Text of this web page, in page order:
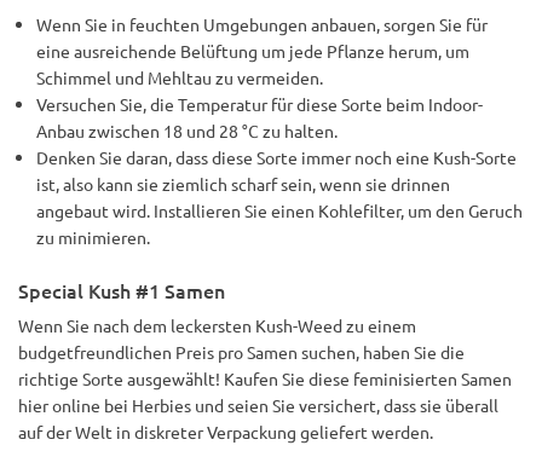
Wenn Sie in feuchten Umgebungen anbauen, sorgen Sie für
eine ausreichende Belüftung um jede Pflanze herum, um
Schimmel und Mehltau zu vermeiden.
Versuchen Sie, die Temperatur für diese Sorte beim Indoor-
Anbau zwischen 18 und 28 °C zu halten.
Denken Sie daran, dass diese Sorte immer noch eine Kush-Sorte
ist, also kann sie ziemlich scharf sein, wenn sie drinnen
angebaut wird. Installieren Sie einen Kohlefilter, um den Geruch
zu minimieren.
Special Kush #1 Samen
Wenn Sie nach dem leckersten Kush-Weed zu einem
budgetfreundlichen Preis pro Samen suchen, haben Sie die
richtige Sorte ausgewählt! Kaufen Sie diese feminisierten Samen
hier online bei Herbies und seien Sie versichert, dass sie überall
auf der Welt in diskreter Verpackung geliefert werden.